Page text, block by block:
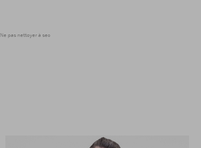
Ne pas nettoyer à sec